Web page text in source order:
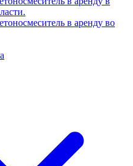
в аренду во